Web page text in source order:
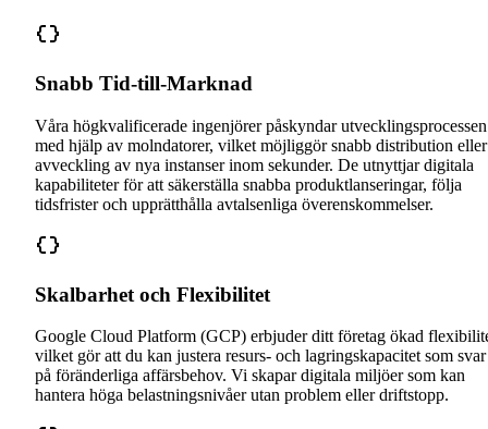
Snabb Tid-till-Marknad
Våra högkvalificerade ingenjörer påskyndar utvecklingsprocessen
med hjälp av molndatorer, vilket möjliggör snabb distribution eller
avveckling av nya instanser inom sekunder. De utnyttjar digitala
kapabiliteter för att säkerställa snabba produktlanseringar, följa
tidsfrister och upprätthålla avtalsenliga överenskommelser.
Skalbarhet och Flexibilitet
Google Cloud Platform (GCP) erbjuder ditt företag ökad
vilket gör att du kan justera resurs- och lagringskapacitet som svar
på föränderliga affärsbehov. Vi skapar digitala miljöer som kan
hantera höga belastningsnivåer utan problem eller driftstopp.